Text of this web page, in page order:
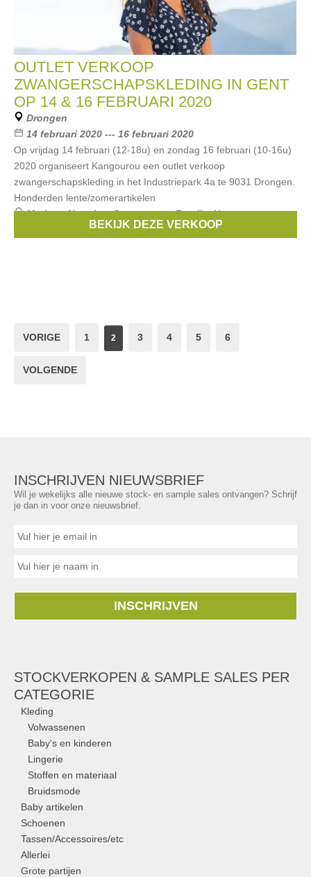
OUTLET VERKOOP
ZWANGERSCHAPSKLEDING IN GENT
OP 14 & 16 FEBRUARI 2020
Drongen
14 februari 2020 --- 16 februari 2020
Op vrijdag 14 februari (12-18u) en zondag 16 februari (10-16u)
2020 organiseert Kangourou een outlet verkoop
zwangerschapskleding in het Industriepark 4a te 9031 Drongen.
Honderden lente/zomerartikelen
Merken:Noppies,Queen mum,Fragile,Un ventre pour
Esprit Maternity, ...
BEKIJK DEZE VERKOOP
VORIGE 1 2 3 4 5 6
VOLGENDE
INSCHRIJVEN NIEUWSBRIEF
Wil je wekelijks alle nieuwe stock- en sample sales ontvangen? Schrijf
je dan in voor onze nieuwsbrief.
INSCHRIJVEN
STOCKVERKOPEN & SAMPLE SALES PER
CATEGORIE
Kleding
Volwassenen
Baby's en kinderen
Lingerie
Stoffen en materiaal
Bruidsmode
Baby artikelen
Schoenen
Tassen/Accessoires/etc
Allerlei
Grote partijen